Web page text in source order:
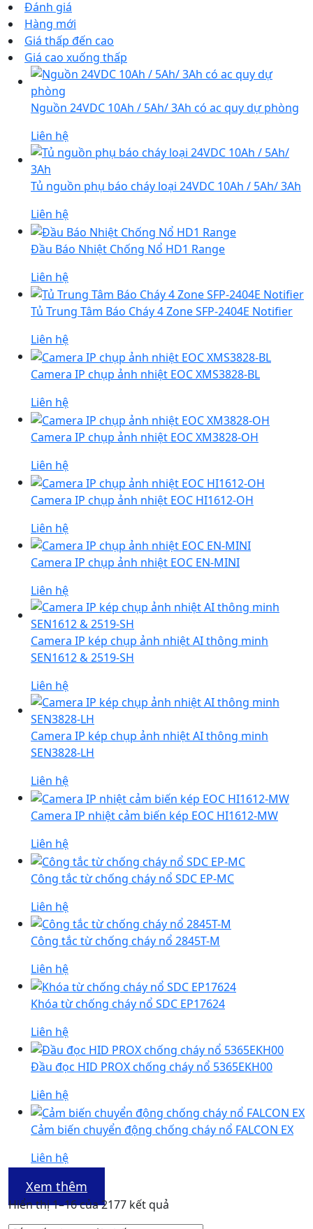
Đánh giá
Hàng mới
Giá thấp đến cao
Giá cao xuống thấp
Nguồn 24VDC 10Ah / 5Ah/ 3Ah có ac quy dự phòng
Liên hệ
Tủ nguồn phụ báo cháy loại 24VDC 10Ah / 5Ah/ 3Ah
Liên hệ
Đầu Báo Nhiệt Chống Nổ HD1 Range
Liên hệ
Tủ Trung Tâm Báo Cháy 4 Zone SFP-2404E Notifier
Liên hệ
Camera IP chụp ảnh nhiệt EOC XMS3828-BL
Liên hệ
Camera IP chụp ảnh nhiệt EOC XM3828-OH
Liên hệ
Camera IP chụp ảnh nhiệt EOC HI1612-OH
Liên hệ
Camera IP chụp ảnh nhiệt EOC EN-MINI
Liên hệ
Camera IP kép chụp ảnh nhiệt AI thông minh
SEN1612 & 2519-SH
Liên hệ
Camera IP kép chụp ảnh nhiệt AI thông minh
SEN3828-LH
Liên hệ
Camera IP nhiệt cảm biến kép EOC HI1612-MW
Liên hệ
Công tắc từ chống cháy nổ SDC EP-MC
Liên hệ
Công tắc từ chống cháy nổ 2845T-M
Liên hệ
Khóa từ chống cháy nổ SDC EP17624
Liên hệ
Đầu đọc HID PROX chống cháy nổ 5365EKH00
Liên hệ
Cảm biến chuyển động chống cháy nổ FALCON EX
Liên hệ
Xem thêm
Hiển thị 1–16 của 2177 kết quả
sắp